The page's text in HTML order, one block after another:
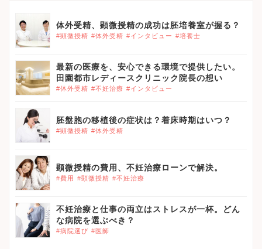
体外受精、顕微授精の成功は胚培養室が握る？
#顕微授精 #体外受精 #インタビュー #培養士
最新の医療を、安心できる環境で提供したい。
田園都市レディースクリニック院長の想い
#体外受精 #不妊治療 #インタビュー
胚盤胞の移植後の症状は？着床時期はいつ？
#顕微授精 #体外受精
顕微授精の費用、不妊治療ローンで解決。
#費用 #顕微授精 #不妊治療
不妊治療と仕事の両立はストレスが一杯。どん
な病院を選ぶべき？
#病院選び #医師